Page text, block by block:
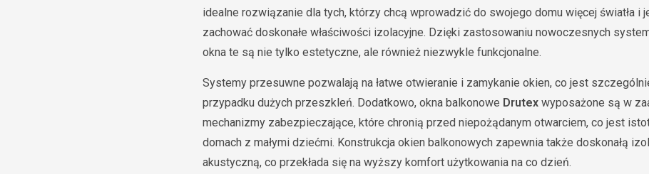
idealne rozwiązanie dla tych, którzy chcą wprowadzić do swojego domu więcej światła i
zachować doskonałe właściwości izolacyjne. Dzięki zastosowaniu nowoczesnych
okna te są nie tylko estetyczne, ale również niezwykle funkcjonalne.
Systemy przesuwne pozwalają na łatwe otwieranie i zamykanie okien, co jest
przypadku dużych przeszkleń. Dodatkowo, okna balkonowe Drutex wyposażone są w
mechanizmy zabezpieczające, które chronią przed niepożądanym otwarciem, co jest
domach z małymi dziećmi. Konstrukcja okien balkonowych zapewnia także doskonałą
akustyczną, co przekłada się na wyższy komfort użytkowania na co dzień.